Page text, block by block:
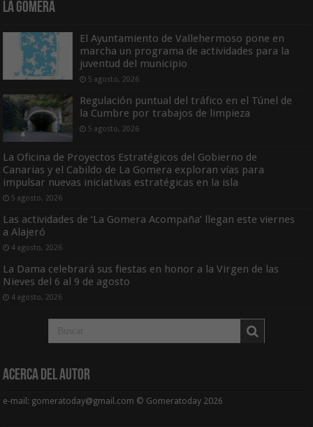
La Gomera
El Ayuntamiento de Vallehermoso pone en
marcha un programa de actividades para la
juventud del municipio
5 agosto, 2026
Regulación puntual del tráfico en el Túnel de
la Cumbre por trabajos de limpieza
5 agosto, 2026
La Oficina de Proyectos Estratégicos del Gobierno de
Canarias y el Cabildo de La Gomera exploran vías para
impulsar nuevas iniciativas estratégicas en la isla
5 agosto, 2026
Las actividades de ‘La Gomera Acompaña’ llegan este viernes
a Alajeró
4 agosto, 2026
La Dama celebrará sus fiestas en honor a la Virgen de las
Nieves del 6 al 9 de agosto
4 agosto, 2026
Acerca del Autor
e-mail: gomeratoday@gmail.com © Gomeratoday 2026